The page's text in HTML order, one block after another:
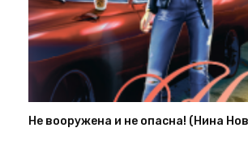
Не вооружена и не опасна! (Нина